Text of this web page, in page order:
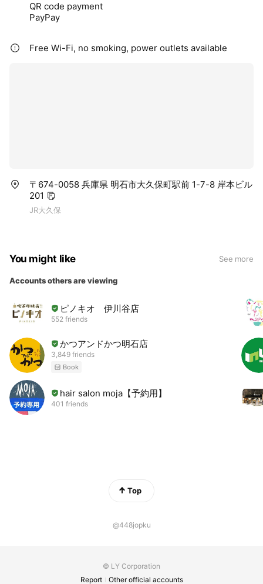
QR code payment
PayPay
Free Wi-Fi, no smoking, power outlets available
〒674-0058 兵庫県 明石市大久保町駅前 1-7-8 岸本ビル
201
JR大久保
You might like See more
Accounts others are viewing
ピノキオ 伊川谷店
552 friends
かつアンドかつ明石店
3,849 friends
Book
hair salon moja【予約用】
401 friends
Top
@448jopku
© LY Corporation
Report
Other official accounts